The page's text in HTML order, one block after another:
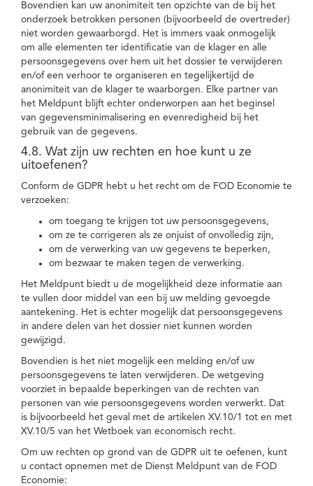
Bovendien kan uw anonimiteit ten opzichte van de bij het
onderzoek betrokken personen (bijvoorbeeld de overtreder)
niet worden gewaarborgd. Het is immers vaak onmogelijk
om alle elementen ter identificatie van de klager en alle
persoonsgegevens over hem uit het dossier te verwijderen
en/of een verhoor te organiseren en tegelijkertijd de
anonimiteit van de klager te waarborgen. Elke partner van
het Meldpunt blijft echter onderworpen aan het beginsel
van gegevensminimalisering en evenredigheid bij het
gebruik van de gegevens.
4.8. Wat zijn uw rechten en hoe kunt u ze
uitoefenen?
Conform de GDPR hebt u het recht om de FOD Economie te
verzoeken:
om toegang te krijgen tot uw persoonsgegevens,
om ze te corrigeren als ze onjuist of onvolledig zijn,
om de verwerking van uw gegevens te beperken,
om bezwaar te maken tegen de verwerking.
Het Meldpunt biedt u de mogelijkheid deze informatie aan
te vullen door middel van een bij uw melding gevoegde
aantekening. Het is echter mogelijk dat persoonsgegevens
in andere delen van het dossier niet kunnen worden
gewijzigd.
Bovendien is het niet mogelijk een melding en/of uw
persoonsgegevens te laten verwijderen. De wetgeving
voorziet in bepaalde beperkingen van de rechten van
personen van wie persoonsgegevens worden verwerkt. Dat
is bijvoorbeeld het geval met de artikelen XV.10/1 tot en met
XV.10/5 van het Wetboek van economisch recht.
Om uw rechten op grond van de GDPR uit te oefenen, kunt
u contact opnemen met de Dienst Meldpunt van de FOD
Economie: